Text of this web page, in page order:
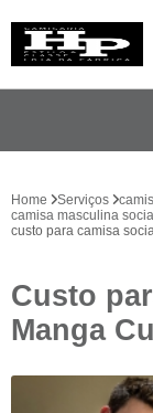
Home Serviços
camisa masculina
custo para camisa
Custo
Manga